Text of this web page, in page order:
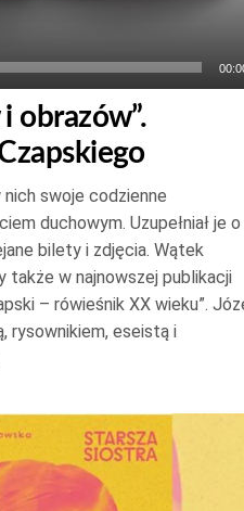
i obrazów”.
swoje codzienne
duchowym. Uzupełniał je o
bilety i zdjęcia. Wątek
także w najnowszej publikacji
– rówieśnik XX wieku”.
rysownikiem, eseistą i